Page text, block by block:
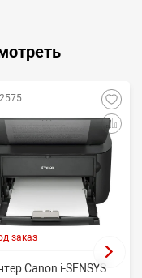
заказ
Canon i-SENSYS